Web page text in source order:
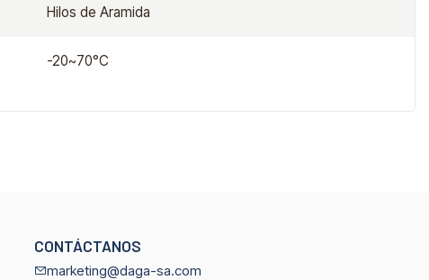
Hilos de Aramida
-20~70°C
CONTÁCTANOS
marketing@daga-sa.com